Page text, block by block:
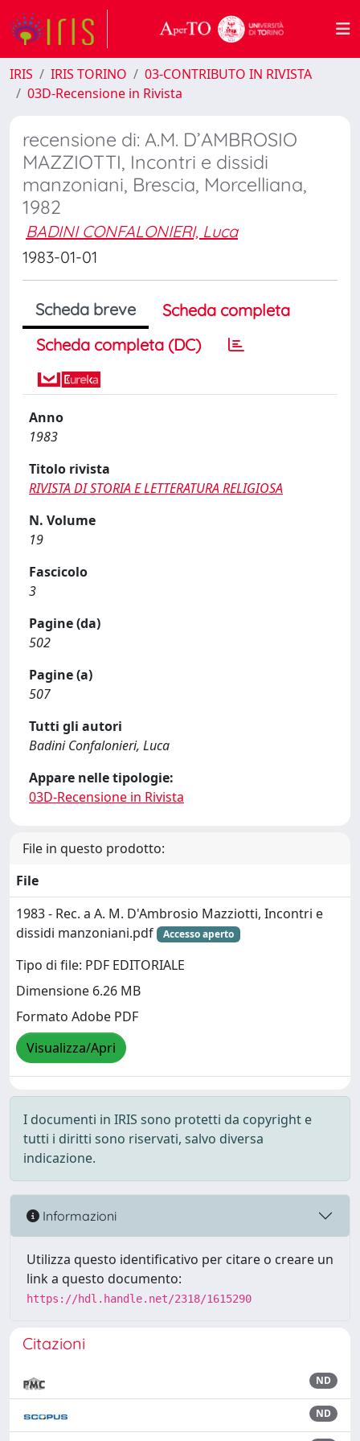
IRIS IRIS TORINO
03-CONTRIBUTO IN RIVISTA
03D-Recensione in Rivista
recensione di: A.M. D’AMBROSIO
MAZZIOTTI, Incontri e dissidi
manzoniani, Brescia, Morcelliana,
1982
BADINI CONFALONIERI, Luca
1983-01-01
Scheda breve
Scheda completa
Scheda completa (DC)
Anno
1983
Titolo rivista
RIVISTA DI STORIA E LETTERATURA RELIGIOSA
N. Volume
19
Fascicolo
3
Pagine (da)
502
Pagine (a)
507
Tutti gli autori
Badini Confalonieri, Luca
Appare nelle tipologie:
03D-Recensione in Rivista
File in questo prodotto:
File
1983 - Rec. a A. M. D'Ambrosio Mazziotti, Incontri e
dissidi manzoniani.pdf
Accesso aperto
Tipo di file: PDF EDITORIALE
Dimensione 6.26 MB
Formato Adobe PDF
Visualizza/Apri
I documenti in IRIS sono protetti da copyright e
tutti i diritti sono riservati, salvo diversa
indicazione.
Informazioni
Utilizza questo identificativo per citare o creare un
link a questo documento:
https://hdl.handle.net/2318/1615290
Citazioni
ND
ND